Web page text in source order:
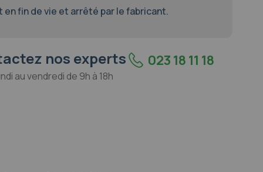
fin de vie et arrêté par le fabricant.
nos experts
au vendredi de 9h à 18h
023 18 11 18